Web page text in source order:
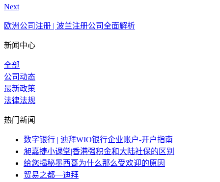
Next
欧洲公司注册 | 波兰注册公司全面解析
新闻中心
全部
公司动态
最新政策
法律法规
热门新闻
数字银行 | 迪拜WIO银行企业账户-开户指南
昶嘉捷小课堂|香港强积金和大陆社保的区别
给您揭秘墨西哥为什么那么受欢迎的原因
贸易之都—迪拜